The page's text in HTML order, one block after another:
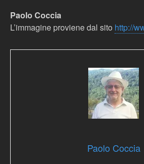
Paolo Coccia
L’immagine proviene dal sito http://
Paolo Coccia